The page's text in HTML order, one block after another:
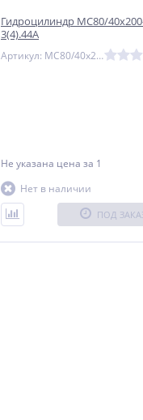
Гидроцилиндр МС80/
3(4).44А
Артикул: МС80/40х200-3(4).44А
Не указана цена за 1
Нет в наличии
ПОД